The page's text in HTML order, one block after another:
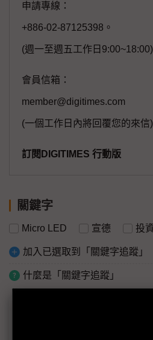
申請專線：
+886-02-87125398。
(週一至週五工作日9:00~18:00)
會員信箱：
member@digitimes.com
(一個工作日內將回覆您的來信)
訂閱DIGITIMES 行動版
關鍵字
Micro LED 宣德 投
加入已選取到「關鍵字追蹤」
什麼是「關鍵字追蹤」